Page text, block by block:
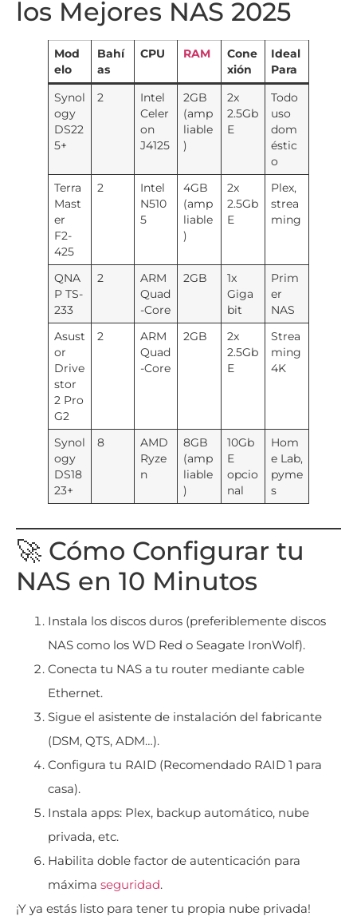
los Mejores NAS 2025
Mod
elo
Bahí
as
CPU RAM
Cone
xión
Ideal
Para
Synol
ogy
DS22
5+
2
Intel
Celer
on
J4125
2GB
(amp
liable
)
2x
2.5Gb
E
Todo
uso
dom
éstic
o
Terra
Mast
er
F2-
425
2
Intel
N510
5
4GB
(amp
liable
)
2x
2.5Gb
E
Plex,
strea
ming
QNA
P TS-
233
2
ARM
Quad
-Core
2GB
1x
Giga
bit
Prim
er
NAS
Asust
or
Drive
stor
2 Pro
G2
2
ARM
Quad
-Core
2GB
2x
2.5Gb
E
Strea
ming
4K
Synol
ogy
DS18
23+
8
AMD
Ryze
n
8GB
(amp
liable
)
10Gb
E
opcio
nal
Hom
e Lab,
pyme
s
🚀 Cómo Configurar tu
NAS en 10 Minutos
Instala los discos duros (preferiblemente discos
NAS como los WD Red o Seagate IronWolf).
Conecta tu NAS a tu router mediante cable
Ethernet.
Sigue el asistente de instalación del fabricante
(DSM, QTS, ADM…).
Configura tu RAID (Recomendado RAID 1 para
casa).
Instala apps: Plex, backup automático, nube
privada, etc.
Habilita doble factor de autenticación para
máxima seguridad.
¡Y ya estás listo para tener tu propia nube privada!